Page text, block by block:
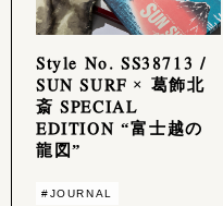
Style No. SS38713 /
SUN SURF × 葛飾北
斎 SPECIAL
EDITION “富士越の
龍図”
#JOURNAL